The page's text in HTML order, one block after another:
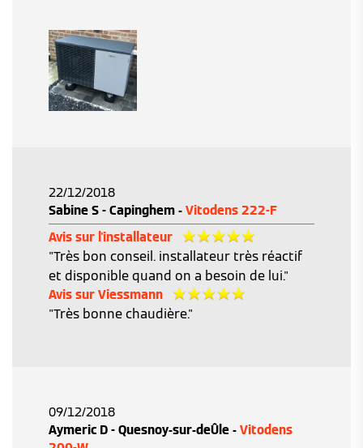
22/12/2018
Sabine S - Capinghem - Vitodens 222-F
Avis sur l'installateur
"Très bon conseil. installateur très réactif
et disponible quand on a besoin de lui."
Avis sur Viessmann
"Très bonne chaudière."
09/12/2018
Aymeric D - Quesnoy-sur-deÛle - Vitodens